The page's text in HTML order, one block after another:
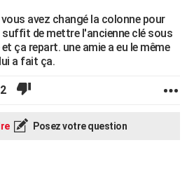
avez changé la colonne pour
suffit de mettre l'ancienne clé sous
ça repart. une amie a eu le même
a fait ça.
2
Posez votre question